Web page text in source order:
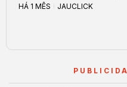
HÁ 1 MÊS JAUCLICK